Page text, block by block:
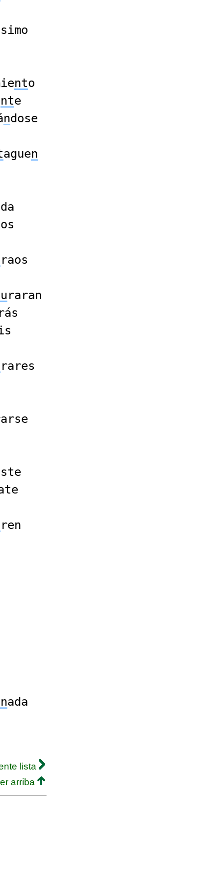
nto
nte
ndose
aguen
raos
raran
rares
ren
ada
lista
arriba